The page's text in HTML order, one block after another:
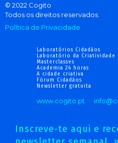
© 2022 Cogito
Todos os direitos reservados.
Política de Privacidade
Laboratórios Cidadãos
Laboratório da Criatividade
Masterclasses
Academia 24 horas
A cidade criativa
Fórum Cidadãos
Newsletter gratuita
www.cogito.pt
Inscreve-te aqui e